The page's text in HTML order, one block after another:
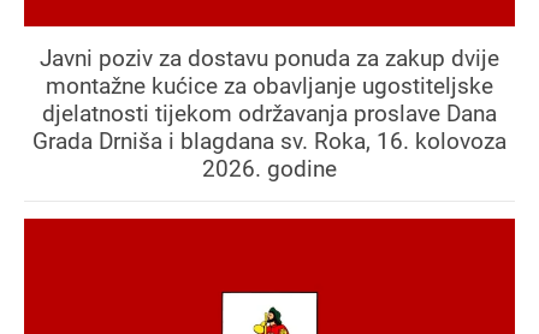
Javni poziv za dostavu ponuda za zakup dvije
montažne kućice za obavljanje ugostiteljske
djelatnosti tijekom održavanja proslave Dana
Grada Drniša i blagdana sv. Roka, 16. kolovoza
2026. godine